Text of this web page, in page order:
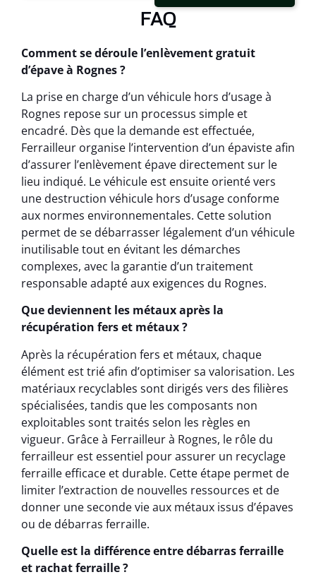
FAQ
Comment se déroule l’enlèvement gratuit
d’épave à Rognes ?
La prise en charge d’un véhicule hors d’usage à
Rognes repose sur un processus simple et
encadré. Dès que la demande est effectuée,
Ferrailleur organise l’intervention d’un épaviste afin
d’assurer l’enlèvement épave directement sur le
lieu indiqué. Le véhicule est ensuite orienté vers
une destruction véhicule hors d’usage conforme
aux normes environnementales. Cette solution
permet de se débarrasser légalement d’un véhicule
inutilisable tout en évitant les démarches
complexes, avec la garantie d’un traitement
responsable adapté aux exigences du Rognes.
Que deviennent les métaux après la
récupération fers et métaux ?
Après la récupération fers et métaux, chaque
élément est trié afin d’optimiser sa valorisation. Les
matériaux recyclables sont dirigés vers des filières
spécialisées, tandis que les composants non
exploitables sont traités selon les règles en
vigueur. Grâce à Ferrailleur à Rognes, le rôle du
ferrailleur est essentiel pour assurer un recyclage
ferraille efficace et durable. Cette étape permet de
limiter l’extraction de nouvelles ressources et de
donner une seconde vie aux métaux issus d’épaves
ou de débarras ferraille.
Quelle est la différence entre débarras ferraille
et rachat ferraille ?